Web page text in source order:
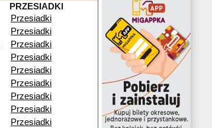
PRZESIADKI
Przesiadki
Przesiadki
Przesiadki
Przesiadki
Przesiadki
Przesiadki
Przesiadki
Przesiadki
Przesiadki